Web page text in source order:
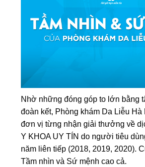
Nhờ những đóng góp to lớn bằng
đoàn kết, Phòng khám Da Liễu
đơn vị từng nhận giải thưởng về
Y KHOA UY TÍN do người tiêu
năm liên tiếp (2018, 2019, 2020).
Tầm nhìn và Sứ mệnh cao cả.